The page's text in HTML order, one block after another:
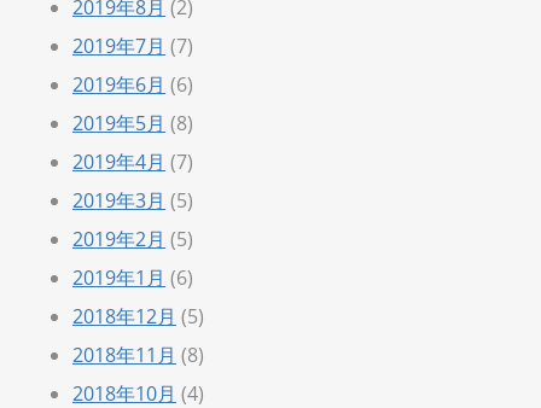
2019年8月 (2)
2019年7月 (7)
2019年6月 (6)
2019年5月 (8)
2019年4月 (7)
2019年3月 (5)
2019年2月 (5)
2019年1月 (6)
2018年12月 (5)
2018年11月 (8)
2018年10月 (4)